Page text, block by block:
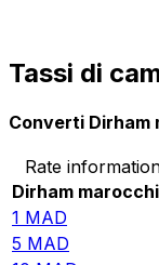
Tassi di
Converti Dirham
Rate
Dirham
1 MAD
5 MAD